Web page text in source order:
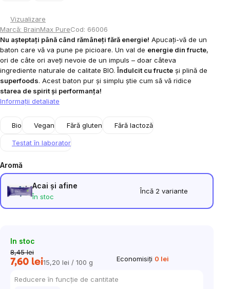
Vizualizare
Marcă: BrainMax PureCod: 66006
Nu așteptați până când rămâneți fără energie! Apucați-vă de un
baton care vă va pune pe picioare. Un val de energie din fructe,
ori de câte ori aveți nevoie de un impuls – doar câteva
ingrediente naturale de calitate BIO.Îndulcit cu fructe și plină de
superfoods. Acest baton pur și simplu știe cum să vă ridice
starea de spirit și performanța!
Informaţii detaliate
Bio Vegan Fără gluten Fără lactoză
Testat în laborator
Aromă
Acai şi afine
În stoc
Încă 2 variante
In stoc
8,45 lei
7,60 leiEvaluare
preţ:
15,20 lei / 100 g Economisiţi 0 lei
Reducere în funcţie de cantitate